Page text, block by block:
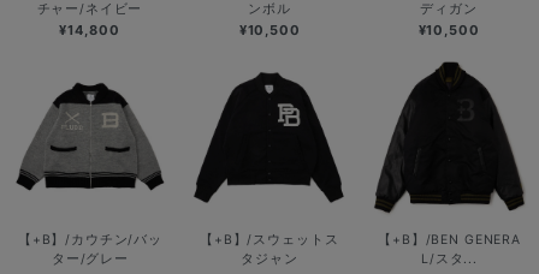
チャー/ネイビー
¥14,800
ンボル
¥10,500
ディガン
¥10,500
【+B】/カウチン/バッ
ター/グレー
【+B】/スウェットス
タジャン
【+B】/BEN GENERA
L/スタ...